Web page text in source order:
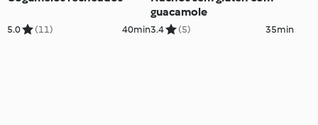
5.0 (11) 40min
guacamole
3.4 (5) 35min